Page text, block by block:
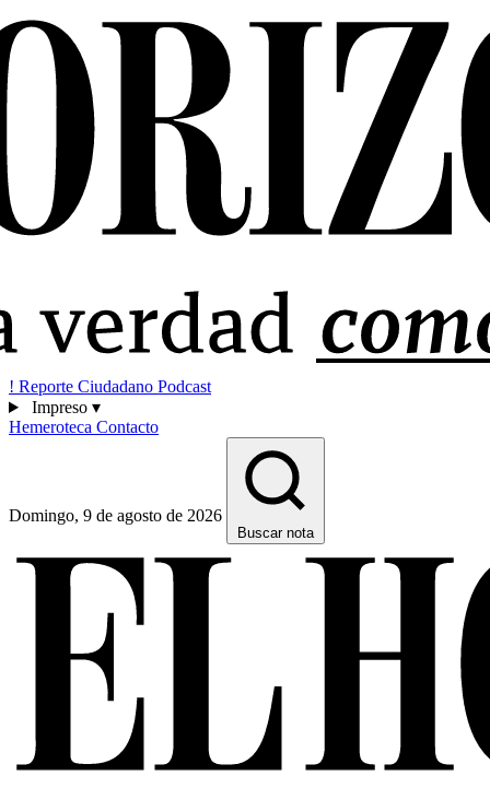
! Reporte Ciudadano Podcast
Impreso ▾
Hemeroteca Contacto
Domingo, 9 de agosto de 2026
Buscar nota